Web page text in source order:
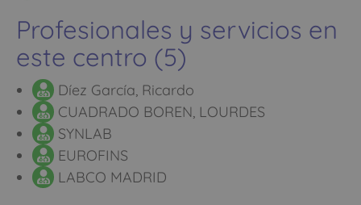
Profesionales y servicios en
este centro (5)
Díez García, Ricardo
CUADRADO BOREN, LOURDES
SYNLAB
EUROFINS
LABCO MADRID